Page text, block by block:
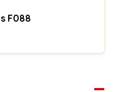
F088